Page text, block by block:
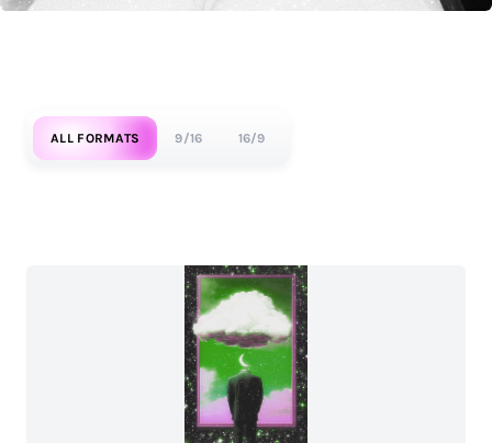
ALL FORMATS 9/16 16/9